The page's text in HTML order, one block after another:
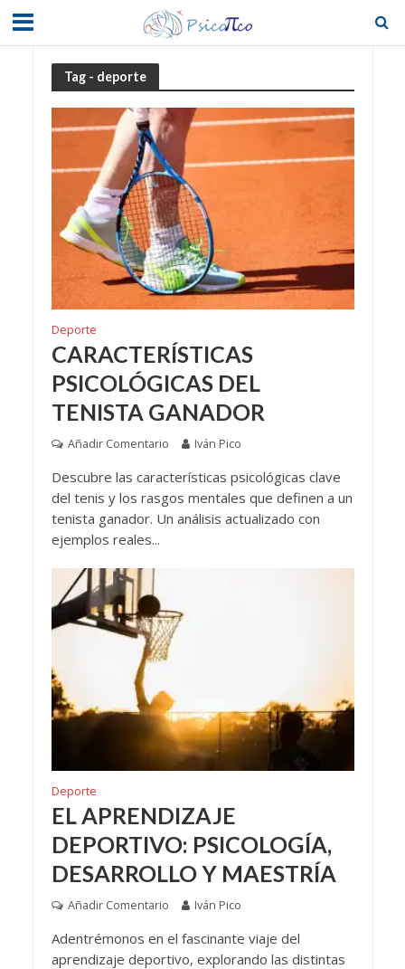
Tag - deporte
Deporte
CARACTERÍSTICAS
PSICOLÓGICAS DEL
TENISTA GANADOR
Añadir Comentario Iván Pico
Descubre las características psicológicas clave
del tenis y los rasgos mentales que definen a un
tenista ganador. Un análisis actualizado con
ejemplos reales...
Deporte
EL APRENDIZAJE
DEPORTIVO: PSICOLOGÍA,
DESARROLLO Y MAESTRÍA
Añadir Comentario Iván Pico
Adentrémonos en el fascinante viaje del
aprendizaje deportivo, explorando las distintas